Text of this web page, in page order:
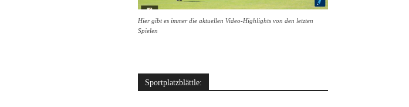
Hier gibt es immer die aktuellen Video-Highlights von den letzten
Spielen
Sportplatzblättle: